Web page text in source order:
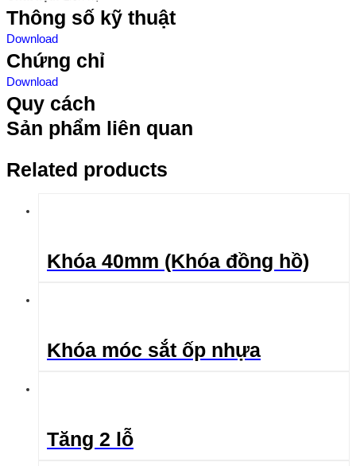
Thông số kỹ thuật
Download
Chứng chỉ
Download
Quy cách
Sản phẩm liên quan
Related products
Khóa 40mm (Khóa đồng hồ)
Khóa móc sắt ốp nhựa
Tăng 2 lỗ